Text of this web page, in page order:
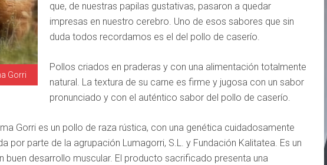
Gorri
que, de nuestras papilas gustativas, pasaron a quedar
impresas en nuestro cerebro. Uno de esos sabores que sin
duda todos recordamos es el del pollo de caserío.
Pollos criados en praderas y con una alimentación totalmente
natural. La textura de su carne es firme y jugosa con un sabor
pronunciado y con el auténtico sabor del pollo de caserío.
Gorri es un pollo de raza rústica, con una genética cuidadosamente
por parte de la agrupación Lumagorri, S.L. y Fundación Kalitatea. Es un
buen desarrollo muscular. El producto sacrificado presenta una